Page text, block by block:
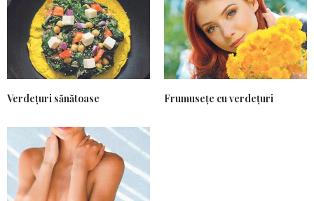
Verdețuri sănătoase Frumusețe cu verdețuri